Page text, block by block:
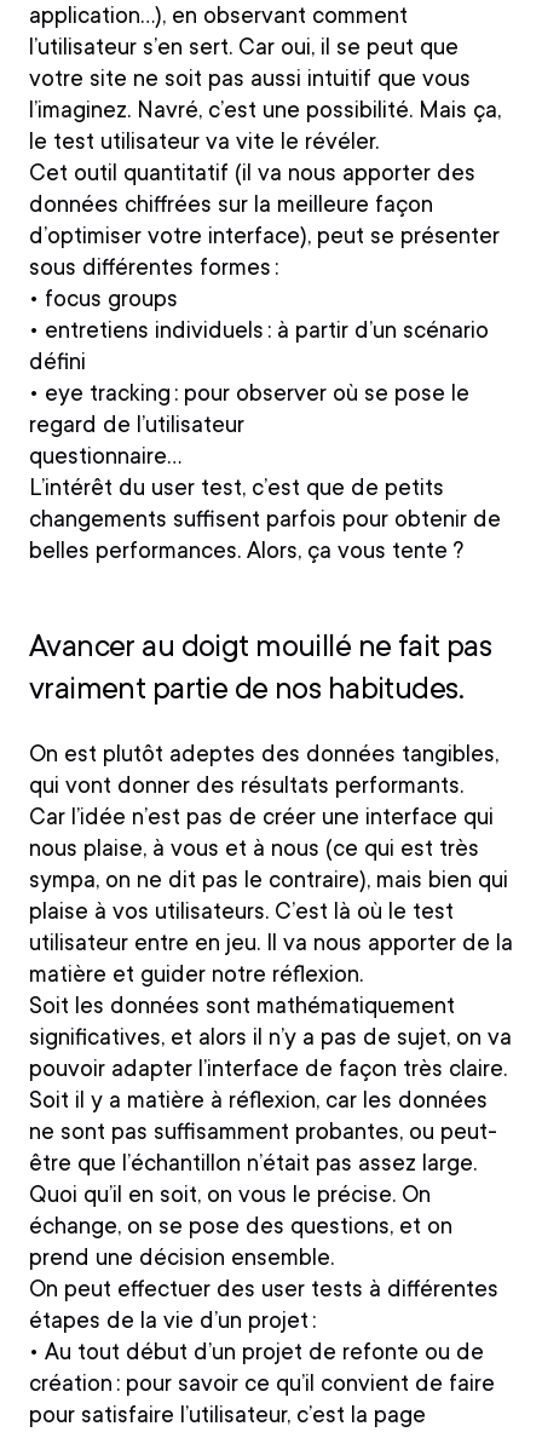
application…), en observant comment
l’utilisateur s’en sert.Car oui, il se peut que
votre site ne soit pas aussi intuitif que vous
l’imaginez. Navré, c’est une possibilité. Mais ça,
le test utilisateur va vite le révéler.
Cet outil quantitatif (il va nous apporter des
données chiffrées sur la meilleure façon
d’optimiser votre interface), peut se présenter
sous différentes formes :
• focus groups
• entretiens individuels : à partir d’un scénario
défini
• eye tracking : pour observer où se pose le
regard de l’utilisateur
questionnaire…
L’intérêt du user test, c’est que de petits
changements suffisent parfois pour obtenir de
belles performances. Alors, ça vous tente ?
Avancer au doigt mouillé ne fait pas
vraiment partie de nos habitudes.
On est plutôt adeptes des données tangibles,
qui vont donner des résultats performants.
Car l’idée n’est pas de créer une interface qui
nous plaise, à vous et à nous (ce qui est très
sympa, on ne dit pas le contraire), mais bien qui
plaise à vos utilisateurs. C’est là où le test
utilisateur entre en jeu. Il va nous apporter de la
matière et guider notre réflexion.
Soit les données sont mathématiquement
significatives, et alors il n’y a pas de sujet, on va
pouvoir adapter l’interface de façon très claire.
Soit il y a matière à réflexion, car les données
ne sont pas suffisamment probantes, ou peut-
être que l’échantillon n’était pas assez large.
Quoi qu’il en soit, on vous le précise. On
échange, on se pose des questions, et on
prend une décision ensemble.
On peut effectuer des user tests à différentes
étapes de la vie d’un projet :
• Au tout début d’un projet de refonte ou de
création : pour savoir ce qu’il convient de faire
pour satisfaire l’utilisateur, c’est la page